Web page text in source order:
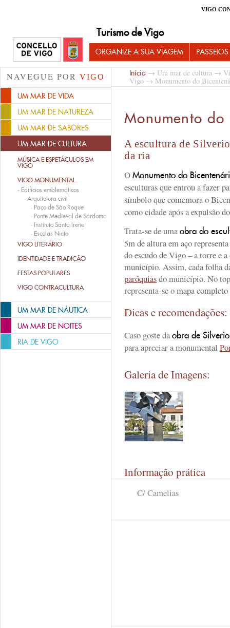
VIGO
Turismo de Vigo
ORGANIZE A SUA VIAGEM
NAVEGUE POR VIGO
UM MAR DE VIDA
UM MAR DE NATUREZA
UM MAR DE SABORES
UM MAR DE CULTURA
MÚSICA E ESPETÁCULOS EM
VIGO
VIGO MONUMENTAL
- Edifícios emblemáticos
· Arquitetura civil
· Paço de São Roque
· Ponte Medieval de Sárdoma
· Instituto Santa Irene
· Escolas Nieto
VIGO LITERÁRIO
IDENTIDADE E TRADIÇÂO
FESTAS POPULARES
VIGO CONTRACULTURA
UM MAR DE NÁUTICA
UM MAR DE NOITES
RIA DE VIGO
Início → Um mar de cultura →
Vigo → Monumento do
Monumento
A escultura de
da ria
OMonumento do
esculturas que entrou a fazer
símbolo que comemora o
como cidade após a expulsão
Trata-se de umaobra do
5m de altura em aço
do escudo de Vigo – a torre e
município. Assim, cada folha
paróquiasdo município. No
representa-se o mapa
Dicas e
Caso goste daobra de
para apreciar a monumental
Galeria de Imagens:
Informação prática
C/ Camelias